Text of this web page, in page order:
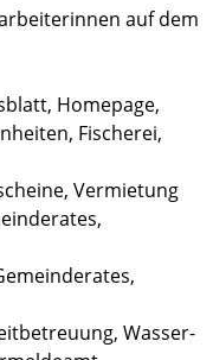
auf dem
Homepage,
Fischerei,
Vermietung
Wasser-